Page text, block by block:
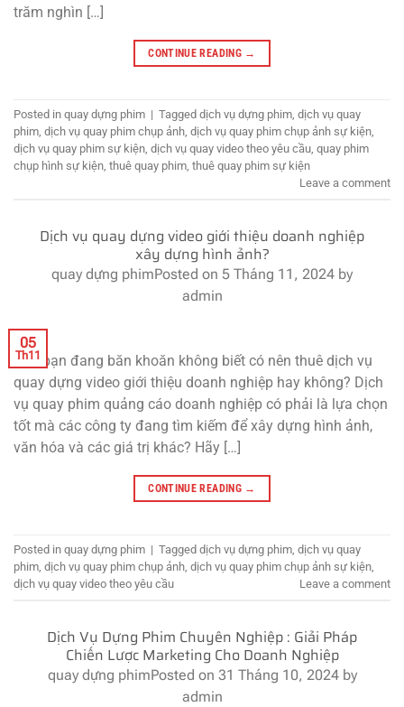
trăm nghìn […]
CONTINUE READING →
Posted in quay dựng phim | Tagged dịch vụ dựng phim, dịch vụ quay
phim, dịch vụ quay phim chụp ảnh, dịch vụ quay phim chụp ảnh sự kiện,
dịch vụ quay phim sự kiện, dịch vụ quay video theo yêu cầu, quay phim
chụp hình sự kiện, thuê quay phim, thuê quay phim sự kiện
Leave a comment
Dịch vụ quay dựng video giới thiệu doanh nghiệp
xây dựng hình ảnh?
quay dựng phimPosted on 5 Tháng 11, 2024 by
admin
05
Th11
Nếu bạn đang băn khoăn không biết có nên thuê dịch vụ
quay dựng video giới thiệu doanh nghiệp hay không? Dịch
vụ quay phim quảng cáo doanh nghiệp có phải là lựa chọn
tốt mà các công ty đang tìm kiếm để xây dựng hình ảnh,
văn hóa và các giá trị khác? Hãy […]
CONTINUE READING →
Posted in quay dựng phim | Tagged dịch vụ dựng phim, dịch vụ quay
phim, dịch vụ quay phim chụp ảnh, dịch vụ quay phim chụp ảnh sự kiện,
dịch vụ quay video theo yêu cầu
Leave a comment
Dịch Vụ Dựng Phim Chuyên Nghiệp : Giải Pháp
Chiến Lược Marketing Cho Doanh Nghiệp
quay dựng phimPosted on 31 Tháng 10, 2024by
admin